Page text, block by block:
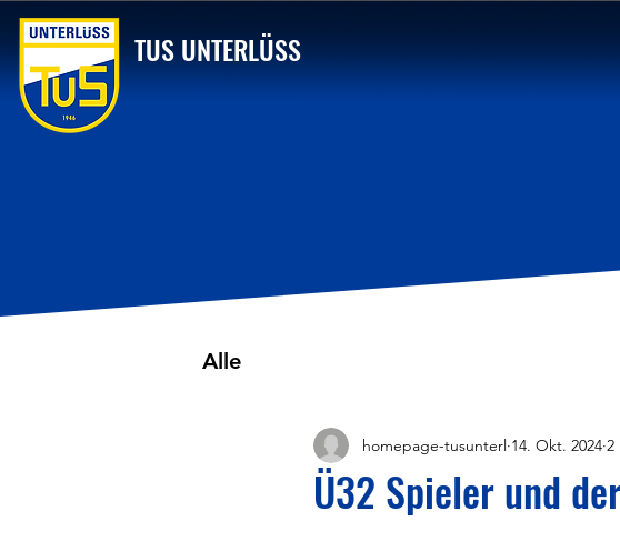
TUS UNTERLÜSS
Alle
Ü32 Spieler und
homepage-tusunterl 14. Okt. 2024 2